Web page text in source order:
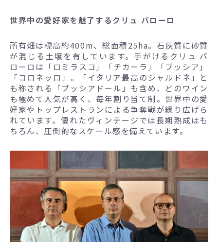
世界中の愛好家を魅了するクリュ バローロ
所有畑は標高約400m、総面積25ha。石灰質に砂質
が混じる土壌を有しています。手がけるクリュ バ
ローロは「ロミラスコ」「チカーラ」「ブッシア」
「コロネッロ」。「イタリア最高のシャルドネ」と
も称される「ブッシアドール」も含め、どのワイン
も極めて人気が高く、毎年割り当て制。世界中の愛
好家やトップレストランによる争奪戦が繰り広げら
れています。優れたヴィンテージでは長期熟成はも
ちろん、圧倒的なスケール感を備えています。